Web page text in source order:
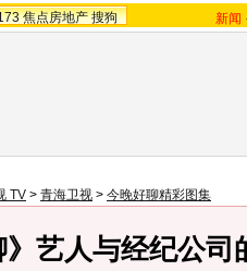
焦点房地产 搜狗 新闻
TV > 青海卫视 > 今晚好聊精彩图集
》艺人与经纪公司